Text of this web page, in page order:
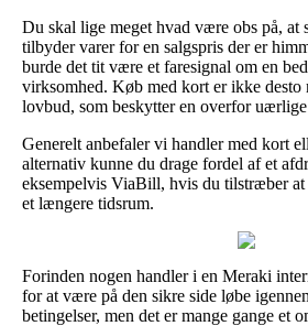
Du skal lige meget hvad være obs på, at
tilbyder varer for en salgspris der er
burde det tit være et faresignal om en
virksomhed. Køb med kort er ikke desto
lovbud, som beskytter en overfor
Generelt anbefaler vi handler med kort
alternativ kunne du drage fordel af et
eksempelvis ViaBill, hvis du tilstræber at
et længere tidsrum.
Forinden nogen handler i en Meraki
for at være på den sikre side løbe
betingelser, men det er mange gange et